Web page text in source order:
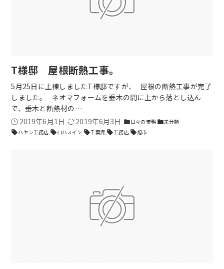
T様邸 屋根断熱工事。
5月25日に上棟しましたT様邸ですが、 屋根の断熱工事が完了
しました。 ネオマフォームを垂木の間に上から落とし込ん
で、垂木と断熱材の…
2019年6月1日
2019年6月3日 folder日々の業務 folder未分類
sellハヤシ工務店 sellロハスイン sell千葉県 sell工務店 sell旭市